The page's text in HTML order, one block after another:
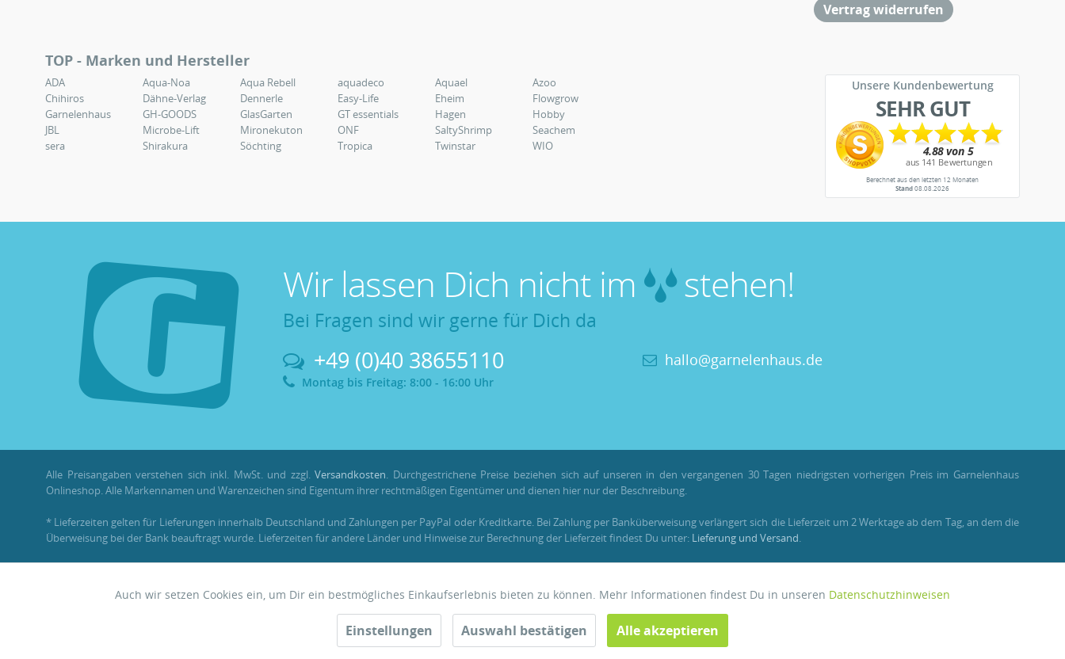
Vertrag widerrufen
TOP - Marken und Hersteller
ADA Aqua-Noa Aqua Rebell aquadeco Aquael
Azoo
Chihiros
Dähne-Verlag Dennerle Easy-Life Eheim
Flowgrow
Garnelenhaus
GH-GOODS GlasGarten GT essentials Hagen
Hobby
JBL
Microbe-Lift Mironekuton ONF SaltyShrimp
Seachem
sera
Shirakura Söchting Tropica Twinstar WIO
Unsere Kundenbewertung
SEHR GUT
Berechnet aus den letzten 12 Monaten
Stand08.08.2026
Wir lassen Dich nicht im stehen!
Bei Fragen sind wir gerne für Dich da
+49 (0)40 38655110
Montag bis Freitag: 8:00 - 16:00 Uhr
hallo@garnelenhaus.de
Alle Preisangaben verstehen sich inkl. MwSt. und zzgl.Versandkosten. Durchgestrichene Preise beziehen sich auf unseren in den vergangenen 30 Tagen niedrigsten vorherigen Preis im Garnelenhaus
Onlineshop. Alle Markennamen und Warenzeichen sind Eigentum ihrer rechtmäßigen Eigentümer und dienen hier nur der Beschreibung.
* Lieferzeiten gelten für Lieferungen innerhalb Deutschland und Zahlungen per PayPal oder Kreditkarte. Bei Zahlung per Banküberweisung verlängert sich die Lieferzeit um 2 Werktage ab dem Tag, an dem die
Überweisung bei der Bank beauftragt wurde. Lieferzeiten für andere Länder und Hinweise zur Berechnung der Lieferzeit findest Du unter: Lieferung und Versand.
Aktiv
Auch wir setzen Cookies ein, um Dir ein bestmögliches Einkaufserlebnis bieten zu können. Mehr Informationen findest Du in unseren Datenschutzhinweisen
Einstellungen Auswahl bestätigen Alle akzeptieren